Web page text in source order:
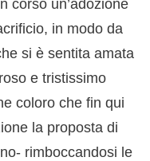
corso un’adozione
in modo da
si è sentita amata
e tristissimo
coloro che fin qui
la proposta di
rimboccandosi le